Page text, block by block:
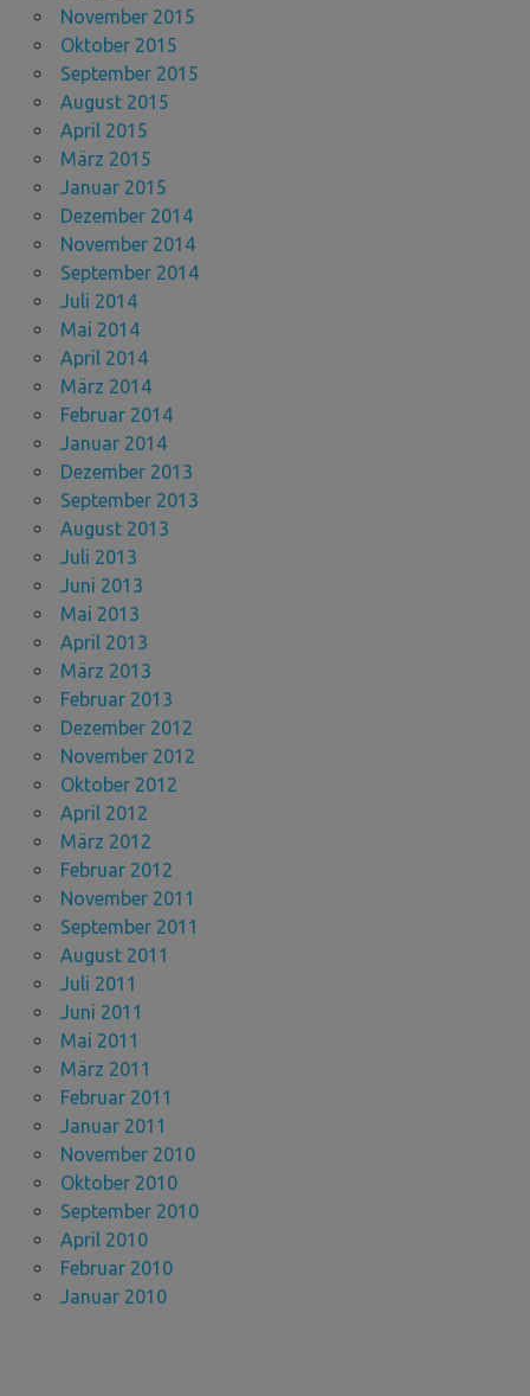
November 2015
Oktober 2015
September 2015
August 2015
April 2015
März 2015
Januar 2015
Dezember 2014
November 2014
September 2014
Juli 2014
Mai 2014
April 2014
März 2014
Februar 2014
Januar 2014
Dezember 2013
September 2013
August 2013
Juli 2013
Juni 2013
Mai 2013
April 2013
März 2013
Februar 2013
Dezember 2012
November 2012
Oktober 2012
April 2012
März 2012
Februar 2012
November 2011
September 2011
August 2011
Juli 2011
Juni 2011
Mai 2011
März 2011
Februar 2011
Januar 2011
November 2010
Oktober 2010
September 2010
April 2010
Februar 2010
Januar 2010